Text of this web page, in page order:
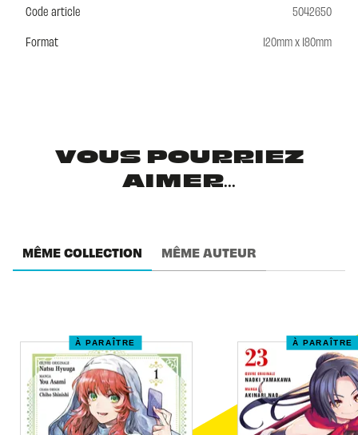
Code article
5042650
Format
120mm x 180mm
VOUS POURRIEZ
AIMER...
MÊME COLLECTION MÊME AUTEUR
À PARAÎTRE À PARAÎTRE